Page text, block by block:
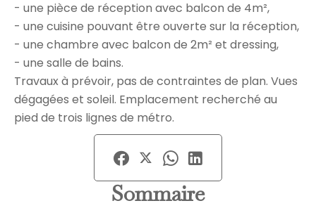
- une pièce de réception avec balcon de 4m²,
- une cuisine pouvant être ouverte sur la réception,
- une chambre avec balcon de 2m² et dressing,
- une salle de bains.
Travaux à prévoir, pas de contraintes de plan. Vues
dégagées et soleil. Emplacement recherché au
pied de trois lignes de métro.
Sommaire